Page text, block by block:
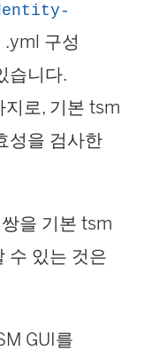
.yml 구성
습니다.
로, 기본 tsm
성을 검사한
을 기본 tsm
수 있는 것은
GUI를